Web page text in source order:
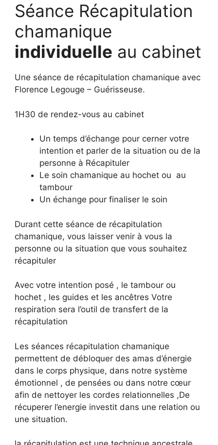
Séance Récapitulation
chamanique
individuelle au cabinet
Une séance de récapitulation chamanique avec
Florence Legouge – Guérisseuse.
1H30 de rendez-vous au cabinet
Un temps d’échange pour cerner votre
intention et parler de la situation ou de la
personne à Récapituler
Le soin chamanique au hochet ou au
tambour
Un échange pour finaliser le soin
Durant cette séance de récapitulation
chamanique, vous laisser venir à vous la
personne ou la situation que vous souhaitez
récapituler
Avec votre intention posé , le tambour ou
hochet , les guides et les ancêtres Votre
respiration sera l’outil de transfert de la
récapitulation
Les séances récapitulation chamanique
permettent de débloquer des amas d’énergie
dans le corps physique, dans notre système
émotionnel , de pensées ou dans notre cœur
afin de nettoyer les cordes relationnelles ,De
récuperer l’energie investit dans une relation ou
une situation.